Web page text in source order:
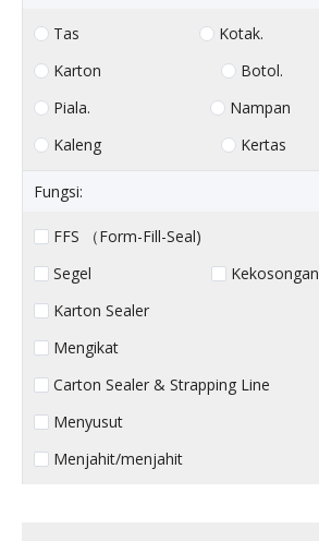
Tas
Kotak.
Karton
Botol.
Piala.
Nampan
Kaleng
Kertas
Fungsi:
FFS （Form-Fill-Seal)
Segel
Kekosongan
Karton Sealer
Mengikat
Carton Sealer & Strapping Line
Menyusut
Menjahit/menjahit